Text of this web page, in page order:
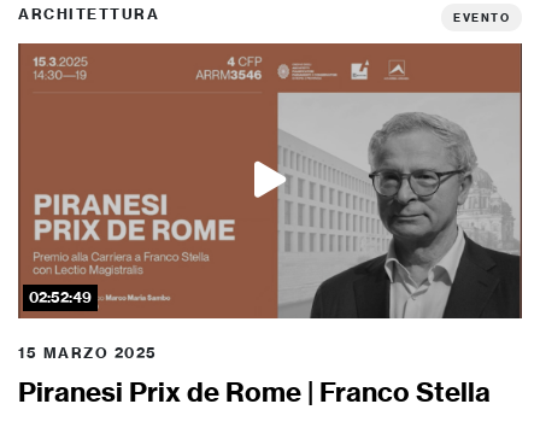
ARCHITETTURA EVENTO
02:52:49
15 MARZO 2025
Piranesi Prix de Rome | Franco Stella